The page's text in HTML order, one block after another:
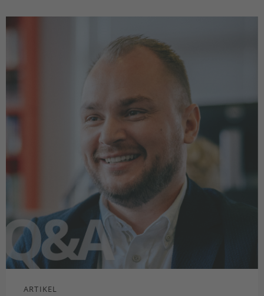
ARTIKEL